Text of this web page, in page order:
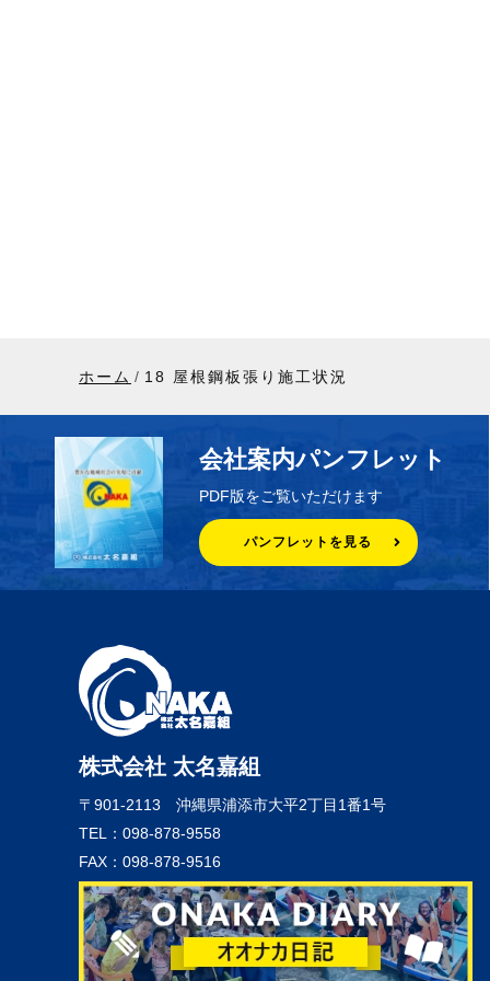
ホーム 18 屋根鋼板張り施工状況
会社案内パンフレット
PDF版をご覧いただけます
パンフレットを見る
株式会社 太名嘉組
〒901-2113 沖縄県浦添市大平2丁目1番1号
TEL：098-878-9558
FAX：098-878-9516